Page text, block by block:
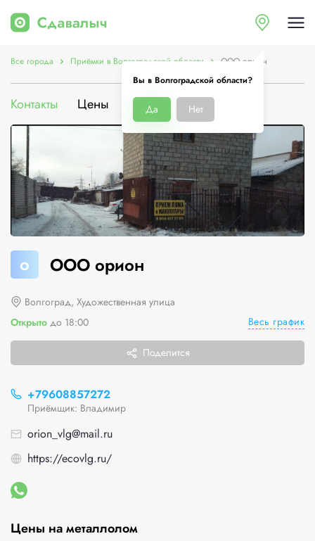
Вы в Волгоградской области?
Да Нет
Все города Приёмки в Волгоградской области ООО орион
Контакты Цены Услуги О компании
о ООО орион
Волгоград, Художественная улица
Открыто до 18:00 Весь график
Поделится
+79608857272
Приёмщик: Владимир
orion_vlg@mail.ru
https://ecovlg.ru/
Цены на металлолом